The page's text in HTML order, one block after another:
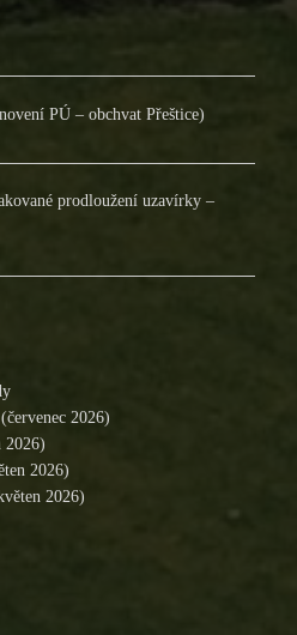
PÚ – obchvat Přeštice)
prodloužení uzavírky –
2026)
2026)
2026)
2026)